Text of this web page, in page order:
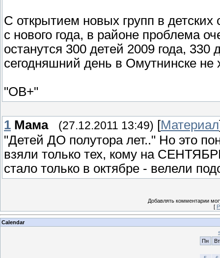
С открытием новых групп в
с нового года, в районе проблема
останутся 300 детей 2009 года, 330
сегодняшний день в Омутнинске не
"ОВ+"
1 Мама (27.12.2011 13:49) [Материал
"Детей ДО полутора лет.." Но это
взяли только тех, кому на
стало только в октябре - велели
Добавлять комментарии
[
Calendar
Пн
Вт